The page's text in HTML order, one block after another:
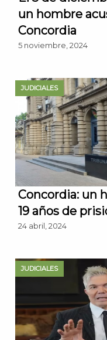
un hombre
Concordia
5 noviembre, 2024
JUDICIALES
Concordia: un
19 años de
24 abril, 2024
JUDICIALES